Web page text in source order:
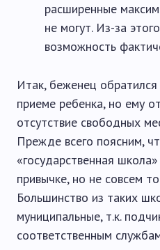
расширенные
не могут. Из-за
возможность
Итак, беженец
приеме ребенка, но ему
отсутствие свободных
Прежде всего поясним,
«государственная
привычке, но не совсем
Большинство из таких
муниципальные, т.к.
соответственным